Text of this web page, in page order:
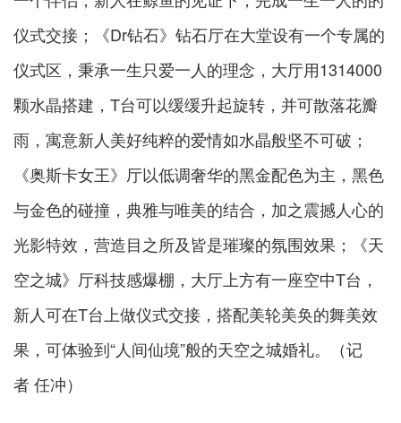
仪式交接；《Dr钻石》钻石厅在大堂设有一个专属的
仪式区，秉承一生只爱一人的理念，大厅用1314000
颗水晶搭建，T台可以缓缓升起旋转，并可散落花瓣
雨，寓意新人美好纯粹的爱情如水晶般坚不可破；
《奥斯卡女王》厅以低调奢华的黑金配色为主，黑色
与金色的碰撞，典雅与唯美的结合，加之震撼人心的
光影特效，营造目之所及皆是璀璨的氛围效果；《天
空之城》厅科技感爆棚，大厅上方有一座空中T台，
新人可在T台上做仪式交接，搭配美轮美奂的舞美效
果，可体验到“人间仙境”般的天空之城婚礼。（记
者 任冲）